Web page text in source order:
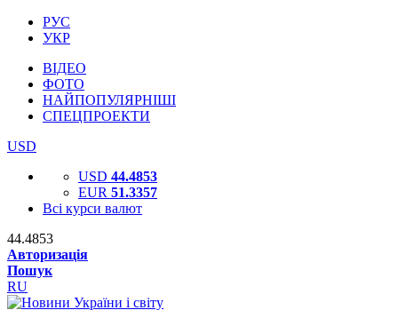
РУС
УКР
ВІДЕО
ФОТО
НАЙПОПУЛЯРНІШІ
СПЕЦПРОЕКТИ
USD
USD 44.4853
EUR 51.3357
Всі курси валют
44.4853
Авторизація
Пошук
RU